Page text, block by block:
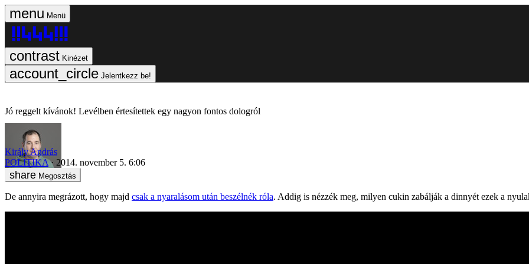
Menü
Kinézet
Jelentkezz be!
Jó reggelt kívánok! Levélben értesítettek egy nagyon fontos dologról
Király András
POLITIKA
2014. november 5. 6:06
Megosztás
De annyira megrázott, hogy majd csak a nyaralásom után beszélnék róla. Addig is nézzék meg, milyen cukin zabálják a dinnyét ezek a